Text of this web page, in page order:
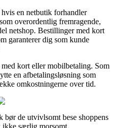
en netbutik forhandler
overordentlig fremragende,
netshop. Bestillinger med kort
garanterer dig som kunde
kort eller mobilbetaling. Som
en afbetalingsløsning som
omkostningerne over tid.
de utvivlsomt bese shoppens
ikke særlig morsomt.